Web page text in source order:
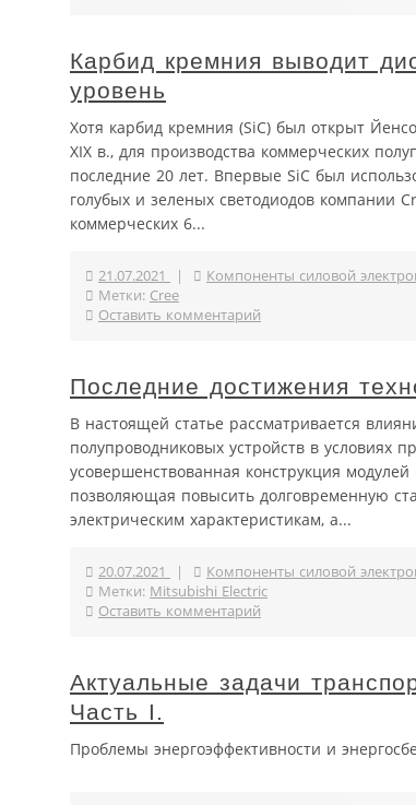
Карбид кремния выводит
уровень
Хотя карбид кремния (SiC) был открыт
XIX в., для производства коммерческих
последние 20 лет. Впервые SiC был
голубых и зеленых светодиодов компании
коммерческих 6...
21.07.2021 | Компоненты силовой
Метки: Cree
Оставить комментарий
Последние достижения
В настоящей статье рассматривается
полупроводниковых устройств в условиях
усовершенствованная конструкция
позволяющая повысить долговременную
электрическим характеристикам, а...
20.07.2021 | Компоненты силовой
Метки: Mitsubishi Electric
Оставить комментарий
Актуальные задачи
Часть I.
Проблемы энергоэффективности и